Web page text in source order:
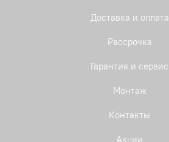
Доставка и оплата
Рассрочка
Гарантия и сервис
Монтаж
Контакты
Акции